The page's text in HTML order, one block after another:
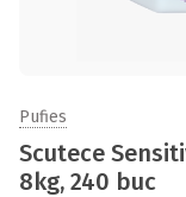
Pufies
Scutece
8kg, 240 buc